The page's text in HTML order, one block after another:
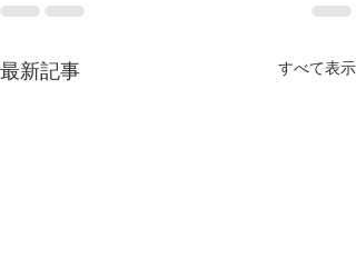
最新記事 すべて表示